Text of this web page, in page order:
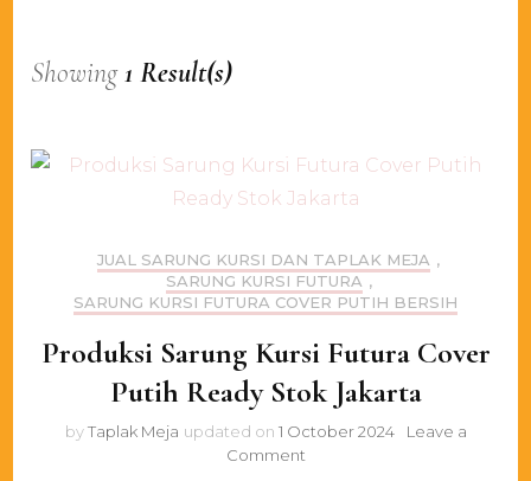
Showing1 Result(s)
JUAL SARUNG KURSI DAN TAPLAK MEJA ,
SARUNG KURSI FUTURA ,
SARUNG KURSI FUTURA COVER PUTIH BERSIH
Produksi Sarung Kursi Futura Cover
Putih Ready Stok Jakarta
byTaplak Meja updated on 1 October 2024
Leave a
Commenton